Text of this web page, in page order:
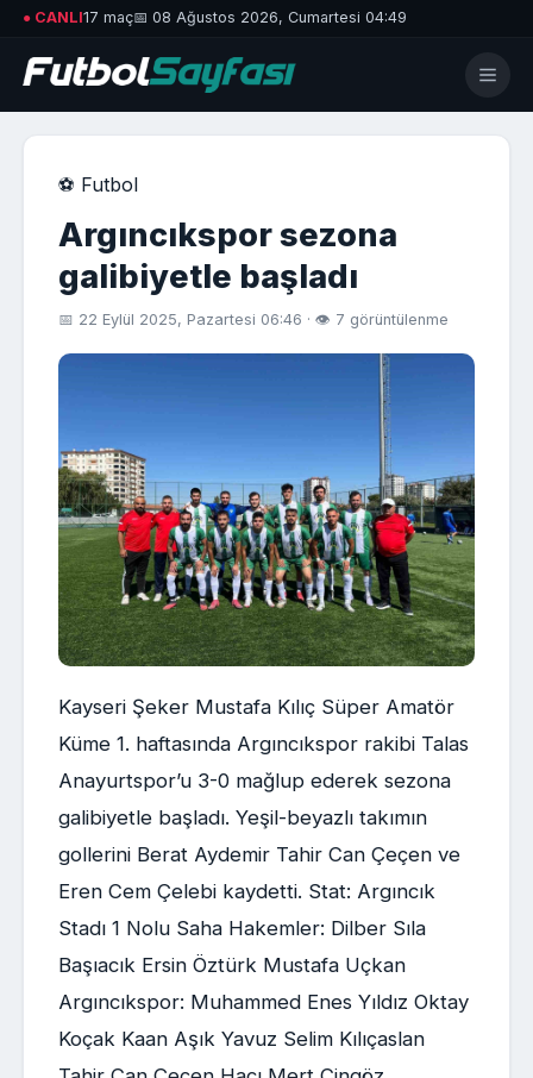
● CANLI17 maç📅 08 Ağustos 2026, Cumartesi 04:49
⚽ Futbol
Argıncıkspor sezona
galibiyetle başladı
📅 22 Eylül 2025, Pazartesi 06:46 · 👁 7 görüntülenme
Kayseri Şeker Mustafa Kılıç Süper Amatör
Küme 1. haftasında Argıncıkspor rakibi Talas
Anayurtspor’u 3-0 mağlup ederek sezona
galibiyetle başladı. Yeşil-beyazlı takımın
gollerini Berat Aydemir Tahir Can Çeçen ve
Eren Cem Çelebi kaydetti. Stat: Argıncık
Stadı 1 Nolu Saha Hakemler: Dilber Sıla
Başıacık Ersin Öztürk Mustafa Uçkan
Argıncıkspor: Muhammed Enes Yıldız Oktay
Koçak Kaan Aşık Yavuz Selim Kılıçaslan